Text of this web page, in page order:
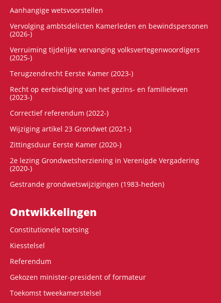
Aanhangige wetsvoorstellen
Vervolging ambtsdelicten Kamerleden en bewindspersonen
(2026-)
Verruiming tijdelijke vervanging volksvertegenwoordigers
(2025-)
Terugzendrecht Eerste Kamer (2023-)
Recht op eerbiediging van het gezins- en familieleven
(2023-)
Correctief referendum (2022-)
Wijziging artikel 23 Grondwet (2021-)
Zittingsduur Eerste Kamer (2020-)
2e lezing Grondwetsherziening in Verenigde Vergadering
(2020-)
Gestrande grondwetswijzigingen (1983-heden)
Ontwikke­lingen
Constitutionele toetsing
Kiesstelsel
Referendum
Gekozen minister-president of formateur
Toekomst tweekamerstelsel